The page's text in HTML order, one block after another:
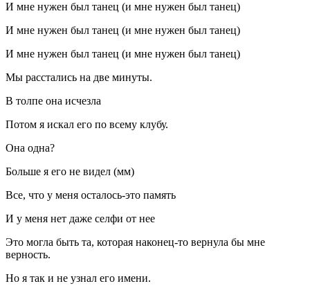
И мне нужен был танец (и мне нужен был танец)
И мне нужен был танец (и мне нужен был танец)
И мне нужен был танец (и мне нужен был танец)
Мы расстались на две минуты.
В толпе она исчезла
Потом я искал его по всему клубу.
Она одна?
Больше я его не видел (мм)
Все, что у меня осталось-это память
И у меня нет даже селфи от нее
Это могла быть та, которая наконец-то вернула бы мне
верность.
Но я так и не узнал его имени.